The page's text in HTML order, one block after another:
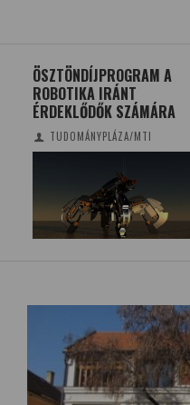
ÖSZTÖNDÍJPROGRAM A
ROBOTIKA IRÁNT
ÉRDEKLŐDŐK SZÁMÁRA
TUDOMÁNYPLÁZA/MTI